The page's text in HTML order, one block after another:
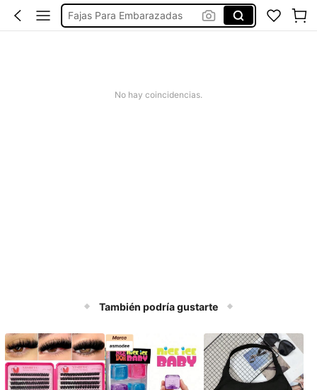
Fajas Para Embarazadas
No hay coincidencias.
También podría gustarte